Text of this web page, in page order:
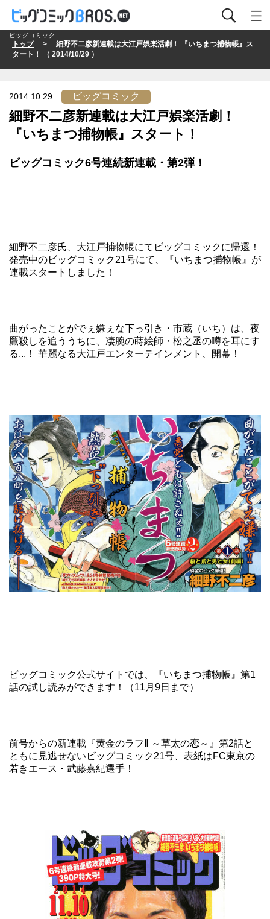
トップ> 細野不二彦新連載は大江戸娯楽活劇！ 『いちまつ捕物帳』ス
タート！ （ 2014/10/29 ）
ビッグコミック
2014.10.29
細野不二彦新連載は大江戸娯楽活劇！
『いちまつ捕物帳』スタート！
ビッグコミック
ビッグコミック6号連続新連載・第2弾！
細野不二彦氏、大江戸捕物帳にてビッグコミックに帰還！
発売中のビッグコミック21号にて、『いちまつ捕物帳』が
連載スタートしました！
曲がったことがでぇ嫌ぇな下っ引き・市蔵（いち）は、夜
鷹殺しを追ううちに、凄腕の蒔絵師・松之丞の噂を耳にす
る...！ 華麗なる大江戸エンターテインメント、開幕！
ビッグコミック公式サイト では、『いちまつ捕物帳』第1
話の試し読みができます！（11月9日まで）
前号からの新連載『黄金のラフⅡ ～草太の恋～』第2話と
ともに見逃せないビッグコミック21号、表紙はFC東京の
若きエース・武藤嘉紀選手！